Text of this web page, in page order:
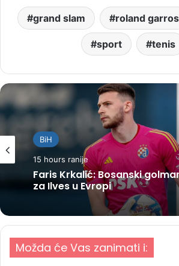
grand slam roland garros
sport tenis
BiH
15 hours ranije
Faris Krkalić: Bosanski
za Ilves u Evropi
Možda će Vas zanimati i: